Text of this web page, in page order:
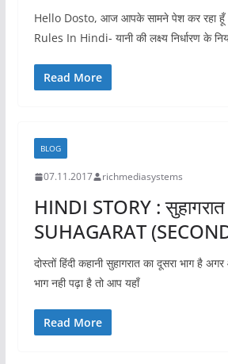
Hello Dosto, आज आपके सामने पेश कर रहा
Rules In Hindi- यानी की लक्ष्य निर्धारण के
Read More
BLOG
07.11.2017 richmediasystems
HINDI STORY : सुहागरात
SUHAGARAT
दोस्तों हिंदी कहानी सुहागरात का दूसरा भाग है
भाग नही पढ़ा है तो आप यहाँ
Read More